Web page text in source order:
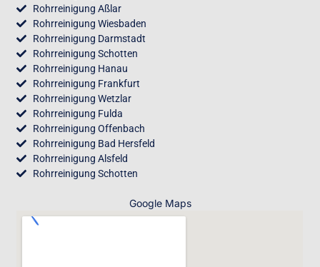
Rohrreinigung Aßlar
Rohrreinigung Wiesbaden
Rohrreinigung Darmstadt
Rohrreinigung Schotten
Rohrreinigung Hanau
Rohrreinigung Frankfurt
Rohrreinigung Wetzlar
Rohrreinigung Fulda
Rohrreinigung Offenbach
Rohrreinigung Bad Hersfeld
Rohrreinigung Alsfeld
Rohrreinigung Schotten
Google Maps